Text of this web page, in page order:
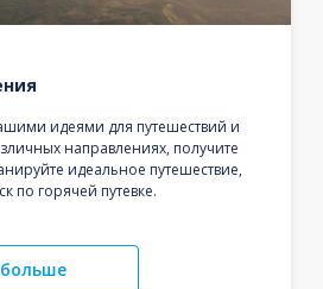
идеями для путешествий и
направлениях, получите
идеальное путешествие,
по горячей путевке.